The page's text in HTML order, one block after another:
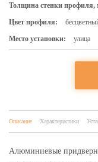
Толщина стенки профиля,
Цвет профиля:
Место установки:
улица
Описание Характеристики
Алюминиевые